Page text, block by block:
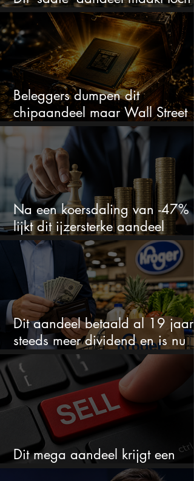
bizar veel winst
Beleggers dumpen dit
chipaandeel maar Wall Street
ziet een zeldzame koopkans
Na een koersdaling van -47%
lijkt dit ijzersterke aandeel
aantrekkelijker dan ooit
Dit aandeel betaald al 19 jaar
steeds meer dividend en is nu
goedkoop
Dit mega aandeel krijgt een
zeldzaam verkoopadvies